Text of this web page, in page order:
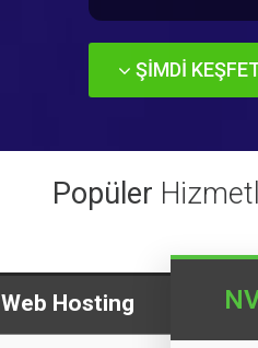
ŞİMDİ
Popüler
Web Hosting